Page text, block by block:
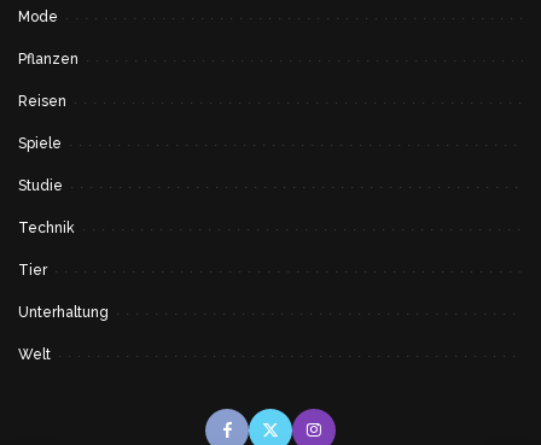
Mode
Pflanzen
Reisen
Spiele
Studie
Technik
Tier
Unterhaltung
Welt